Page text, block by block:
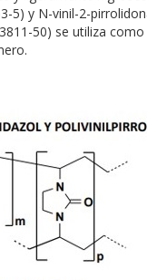
5) y N-vinil-2-
50) se utiliza